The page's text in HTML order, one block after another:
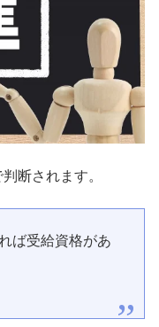
断されます。
ば受給資格があ